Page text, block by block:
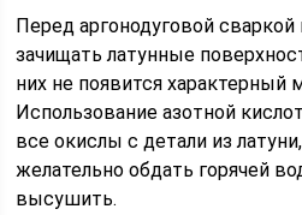
Перед аргонодуговой
зачищать латунные
них не появится характерный
Использование азотной
все окислы с детали из
желательно обдать горячей
высушить.